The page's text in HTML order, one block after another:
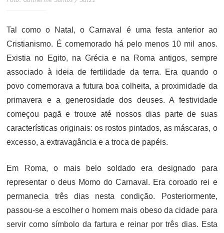
Tal como o Natal, o Carnaval é uma festa anterior ao
Cristianismo. É comemorado há pelo menos 10 mil anos.
Existia no Egito, na Grécia e na Roma antigos, sempre
associado à ideia de fertilidade da terra. Era quando o
povo comemorava a futura boa colheita, a proximidade da
primavera e a generosidade dos deuses. A festividade
começou pagã e trouxe até nossos dias parte de suas
características originais: os rostos pintados, as máscaras, o
excesso, a extravagância e a troca de papéis.
Em Roma, o mais belo soldado era designado para
representar o deus Momo do Carnaval. Era coroado rei e
permanecia três dias nesta condição. Posteriormente,
passou-se a escolher o homem mais obeso da cidade para
servir como símbolo da fartura e reinar por três dias. Esta